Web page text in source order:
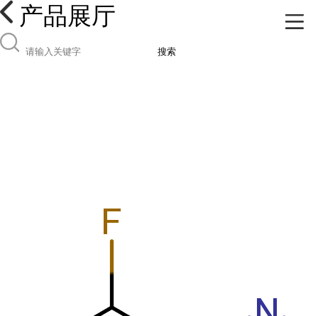
产品展厅
搜索